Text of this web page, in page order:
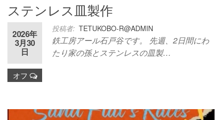
ステンレス皿製作
投稿者: TETUKOBO-R@ADMIN
2026年
3月30
日
オフ
鉄工房アール石戸谷です。 先週、2日間にわ
たり家の孫とステンレスの皿製…